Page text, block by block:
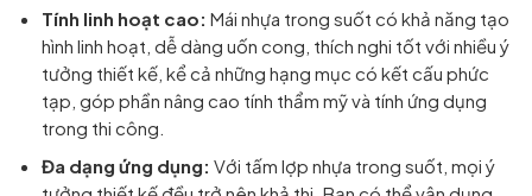
Tính linh hoạt cao: Mái nhựa trong suốt có khả năng tạo
hình linh hoạt, dễ dàng uốn cong, thích nghi tốt với nhiều ý
tưởng thiết kế, kể cả những hạng mục có kết cấu phức
tạp, góp phần nâng cao tính thẩm mỹ và tính ứng dụng
trong thi công.
Đa dạng ứng dụng: Với tấm lợp nhựa trong suốt, mọi ý